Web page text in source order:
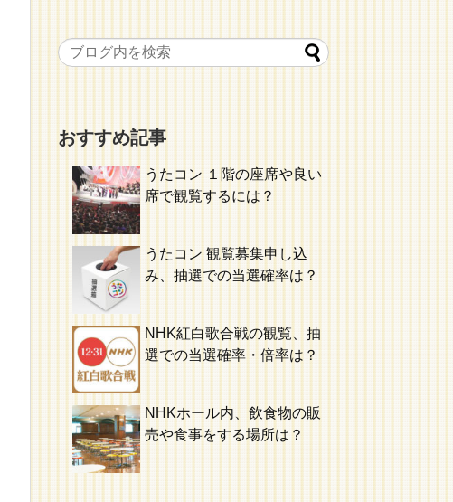
おすすめ記事
うたコン １階の座席や良い
席で観覧するには？
うたコン 観覧募集申し込
み、抽選での当選確率は？
NHK紅白歌合戦の観覧、抽
選での当選確率・倍率は？
NHKホール内、飲食物の販
売や食事をする場所は？